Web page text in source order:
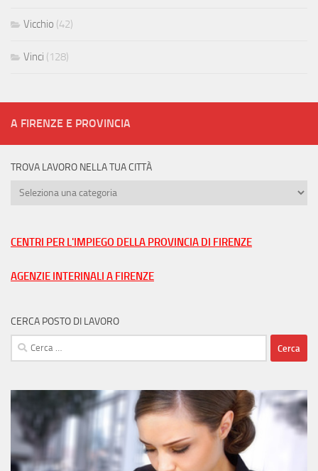
Vicchio (42)
Vinci (128)
A FIRENZE E PROVINCIA
TROVA LAVORO NELLA TUA CITTÀ
Trova
tua
CENTRI PER L'IMPIEGO DELLA PROVINCIA DI FIRENZE
AGENZIE INTERINALI A FIRENZE
CERCA POSTO DI LAVORO
Ricerca
per: